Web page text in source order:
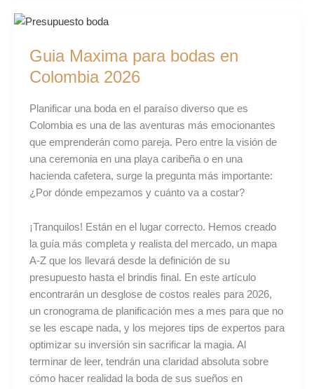
Guia Maxima para bodas en
Colombia 2026
Planificar una boda en el paraíso diverso que es
Colombia es una de las aventuras más emocionantes
que emprenderán como pareja. Pero entre la visión de
una ceremonia en una playa caribeña o en una
hacienda cafetera, surge la pregunta más importante:
¿Por dónde empezamos y cuánto va a costar?
¡Tranquilos! Están en el lugar correcto. Hemos creado
la guía más completa y realista del mercado, un mapa
A-Z que los llevará desde la definición de su
presupuesto hasta el brindis final. En este artículo
encontrarán un desglose de costos reales para 2026,
un cronograma de planificación mes a mes para que no
se les escape nada, y los mejores tips de expertos para
optimizar su inversión sin sacrificar la magia. Al
terminar de leer, tendrán una claridad absoluta sobre
cómo hacer realidad la boda de sus sueños en
Guia
para
bodas
Colombia
2026